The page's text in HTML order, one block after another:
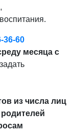
36-60
месяца с
из числа лиц